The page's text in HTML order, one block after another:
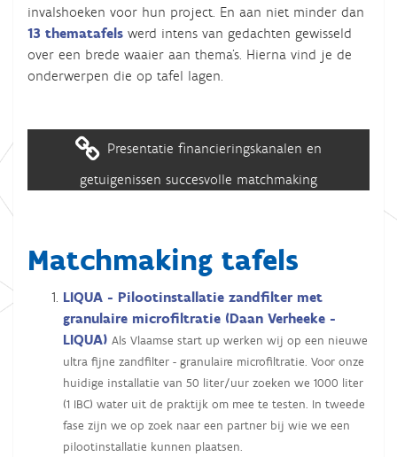
invalshoeken voor hun project. En aan niet minder dan
13 thematafels werd intens van gedachten gewisseld
over een brede waaier aan thema’s. Hierna vind je de
onderwerpen die op tafel lagen.
Presentatie financieringskanalen en
getuigenissen succesvolle matchmaking
Matchmaking tafels
LIQUA - Pilootinstallatie zandfilter met
granulaire microfiltratie (Daan Verheeke -
LIQUA) Als Vlaamse start up werken wij op een nieuwe
ultra fijne zandfilter - granulaire microfiltratie. Voor onze
huidige installatie van 50 liter/uur zoeken we 1000 liter
(1 IBC) water uit de praktijk om mee te testen. In tweede
fase zijn we op zoek naar een partner bij wie we een
pilootinstallatie kunnen plaatsen.